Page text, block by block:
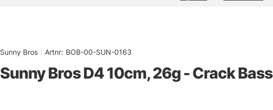
Sunny Bros
Artnr: BOB-00-SUN-0163
Sunny Bros D4 10cm, 26g - Crack Bass